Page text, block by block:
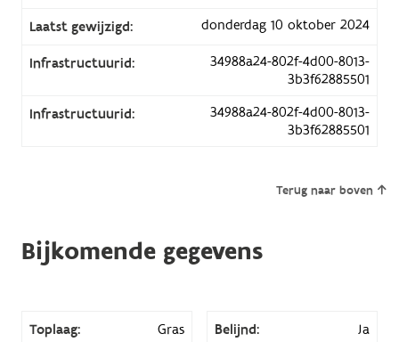
Laatst gewijzigd: donderdag 10 oktober 2024
Infrastructuurid:
34988a24-802f-4d00-8013-
3b3f62885501
Infrastructuurid:
34988a24-802f-4d00-8013-
3b3f62885501
Terug naar boven
Bijkomende gegevens
Toplaag: Gras Belijnd: Ja